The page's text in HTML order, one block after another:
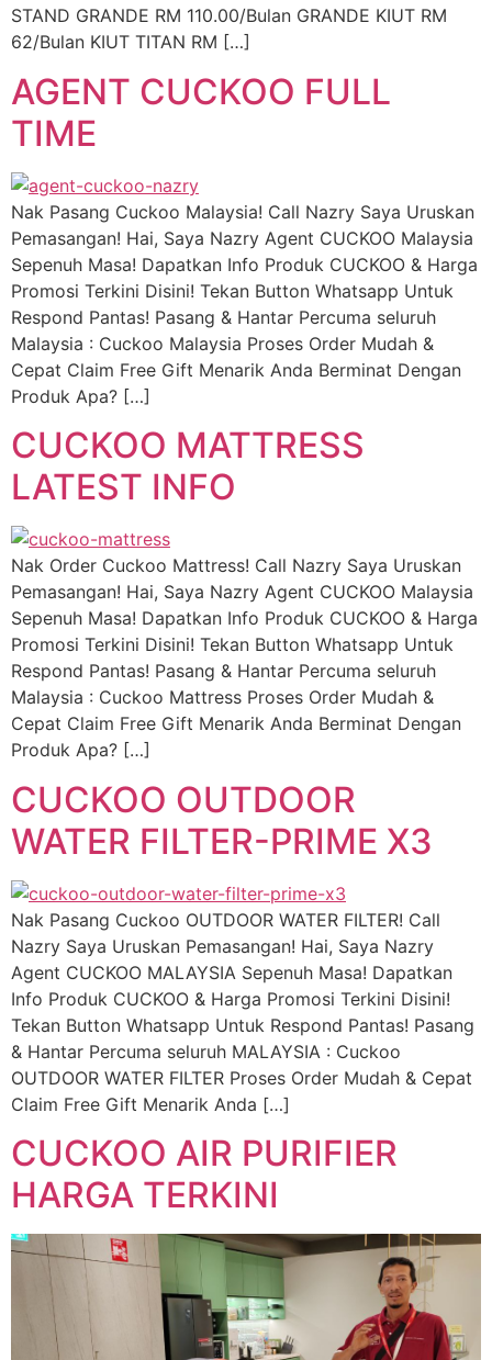
STAND GRANDE RM 110.00/Bulan GRANDE KIUT RM
62/Bulan KIUT TITAN RM […]
AGENT CUCKOO FULL
TIME
Nak Pasang Cuckoo Malaysia! Call Nazry Saya Uruskan
Pemasangan! Hai, Saya Nazry Agent CUCKOO Malaysia
Sepenuh Masa! Dapatkan Info Produk CUCKOO & Harga
Promosi Terkini Disini! Tekan Button Whatsapp Untuk
Respond Pantas! Pasang & Hantar Percuma seluruh
Malaysia : Cuckoo Malaysia Proses Order Mudah &
Cepat Claim Free Gift Menarik Anda Berminat Dengan
Produk Apa? […]
CUCKOO MATTRESS
LATEST INFO
Nak Order Cuckoo Mattress! Call Nazry Saya Uruskan
Pemasangan! Hai, Saya Nazry Agent CUCKOO Malaysia
Sepenuh Masa! Dapatkan Info Produk CUCKOO & Harga
Promosi Terkini Disini! Tekan Button Whatsapp Untuk
Respond Pantas! Pasang & Hantar Percuma seluruh
Malaysia : Cuckoo Mattress Proses Order Mudah &
Cepat Claim Free Gift Menarik Anda Berminat Dengan
Produk Apa? […]
CUCKOO OUTDOOR
WATER FILTER-PRIME X3
Nak Pasang Cuckoo OUTDOOR WATER FILTER! Call
Nazry Saya Uruskan Pemasangan! Hai, Saya Nazry
Agent CUCKOO MALAYSIA Sepenuh Masa! Dapatkan
Info Produk CUCKOO & Harga Promosi Terkini Disini!
Tekan Button Whatsapp Untuk Respond Pantas! Pasang
& Hantar Percuma seluruh MALAYSIA : Cuckoo
OUTDOOR WATER FILTER Proses Order Mudah & Cepat
Claim Free Gift Menarik Anda […]
CUCKOO AIR PURIFIER
HARGA TERKINI